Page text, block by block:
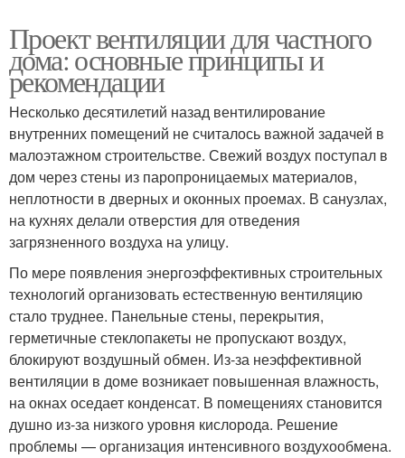
Проект вентиляции для частного
дома: основные принципы и
рекомендации
Несколько десятилетий назад вентилирование
внутренних помещений не считалось важной задачей в
малоэтажном строительстве. Свежий воздух поступал в
дом через стены из паропроницаемых материалов,
неплотности в дверных и оконных проемах. В санузлах,
на кухнях делали отверстия для отведения
загрязненного воздуха на улицу.
По мере появления энергоэффективных строительных
технологий организовать естественную вентиляцию
стало труднее. Панельные стены, перекрытия,
герметичные стеклопакеты не пропускают воздух,
блокируют воздушный обмен. Из-за неэффективной
вентиляции в доме возникает повышенная влажность,
на окнах оседает конденсат. В помещениях становится
душно из-за низкого уровня кислорода. Решение
проблемы — организация интенсивного воздухообмена.